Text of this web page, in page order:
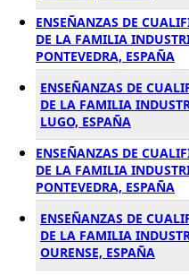
ENSEÑANZAS DE
DE LA FAMILIA
PONTEVEDRA, ESPAÑA
ENSEÑANZAS DE
DE LA FAMILIA
LUGO, ESPAÑA
ENSEÑANZAS DE
DE LA FAMILIA
PONTEVEDRA, ESPAÑA
ENSEÑANZAS DE
DE LA FAMILIA
OURENSE, ESPAÑA